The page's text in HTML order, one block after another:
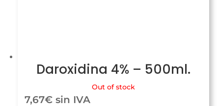
Daroxidina 4% – 500ml.
Out of stock
7,67€ sin IVA